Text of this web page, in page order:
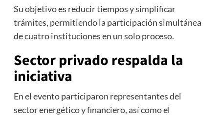
Su objetivo es reducir tiempos y simplificar
trámites, permitiendo la participación simultánea
de cuatro instituciones en un solo proceso.
Sector privado respalda la
iniciativa
En el evento participaron representantes del
sector energético y financiero, así como el